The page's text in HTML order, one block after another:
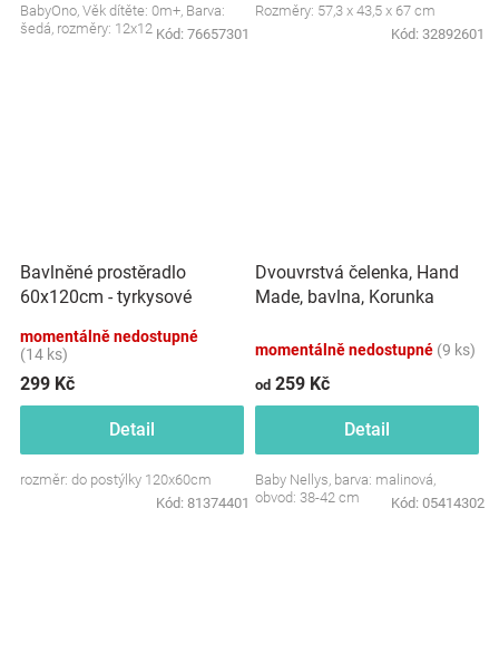
BabyOno, Věk dítěte: 0m+, Barva:
šedá, rozměry: 12x12 cm.
Kód: 76657301
Rozměry: 57,3 x 43,5 x 67 cm
Kód: 32892601
Bavlněné prostěradlo
60x120cm - tyrkysové
momentálně nedostupné
(14 ks)
299 Kč
Detail
rozměr: do postýlky 120x60cm
Kód: 81374401
Dvouvrstvá čelenka, Hand
Made, bavlna, Korunka
momentálně nedostupné (9 ks)
od 259 Kč
Detail
Baby Nellys, barva: malinová,
obvod: 38-42 cm
Kód: 05414302